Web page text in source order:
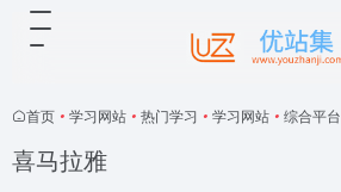
首页 • 学习网站 • 热门学习 • 学习网站 • 综合平台
喜马拉雅